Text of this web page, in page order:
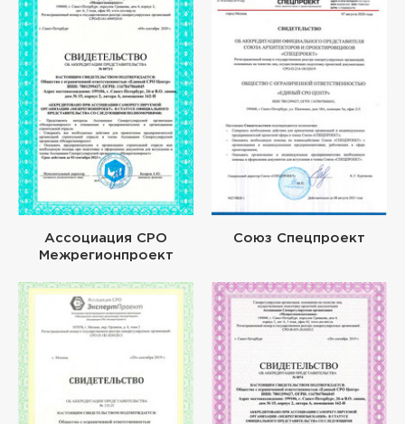
Ассоциация СРО
Межрегионпроект
Союз Спецпроект